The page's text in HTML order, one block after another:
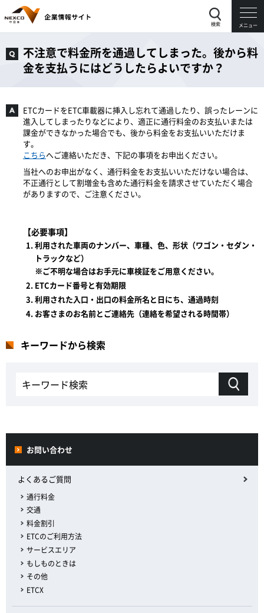
検索 メニュー
不注意で料金所を通過してしまった。後から料
金を支払うにはどうしたらよいですか？
ETCカードをETC車載器に挿入し忘れて通過したり、誤ったレーンに
進入してしまったりなどにより、適正に通行料金のお支払いまたは
課金ができなかった場合でも、後から料金をお支払いいただけま
す。
こちらへご連絡いただき、下記の事項をお申出ください。
当社へのお申出がなく、通行料金をお支払いいただけない場合は、
不正通行として割増金も含めた通行料金を請求させていただく場合
がありますので、ご注意ください。
【必要事項】
利用された車両のナンバー、車種、色、形状（ワゴン・セダン・
トラックなど）
※ご不明な場合はお手元に車検証をご用意ください。
ETCカード番号と有効期限
利用された入口・出口の料金所名と日にち、通過時刻
お客さまのお名前とご連絡先（連絡を希望される時間帯）
キーワードから検索
お問い合わせ
よくあるご質問
通行料金
交通
料金割引
ETCのご利用方法
サービスエリア
もしものときは
その他
ETCX